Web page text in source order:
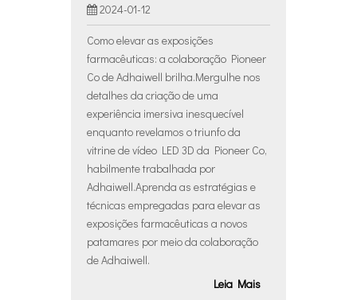
2024-01-12
Como elevar as exposições
farmacêuticas: a colaboração Pioneer
Co de Adhaiwell brilha.Mergulhe nos
detalhes da criação de uma
experiência imersiva inesquecível
enquanto revelamos o triunfo da
vitrine de vídeo LED 3D da Pioneer Co,
habilmente trabalhada por
Adhaiwell.Aprenda as estratégias e
técnicas empregadas para elevar as
exposições farmacêuticas a novos
patamares por meio da colaboração
de Adhaiwell.
Leia Mais